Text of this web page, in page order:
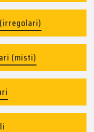
(misti)